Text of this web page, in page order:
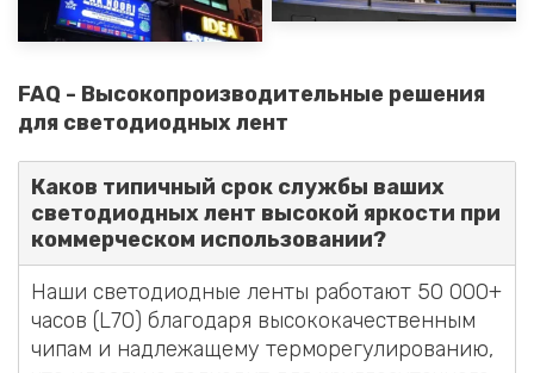
мероприятий)
FAQ - Высокопроизводительные решения
для светодиодных лент
Каков типичный срок службы ваших
светодиодных лент высокой яркости при
коммерческом использовании?
Наши светодиодные ленты работают 50 000+
часов (L70) благодаря высококачественным
чипам и надлежащему терморегулированию,